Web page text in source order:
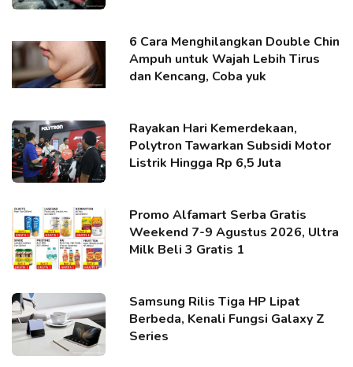
6 Cara Menghilangkan Double Chin
Ampuh untuk Wajah Lebih Tirus
dan Kencang, Coba yuk
Rayakan Hari Kemerdekaan,
Polytron Tawarkan Subsidi Motor
Listrik Hingga Rp 6,5 Juta
Promo Alfamart Serba Gratis
Weekend 7-9 Agustus 2026, Ultra
Milk Beli 3 Gratis 1
Samsung Rilis Tiga HP Lipat
Berbeda, Kenali Fungsi Galaxy Z
Series